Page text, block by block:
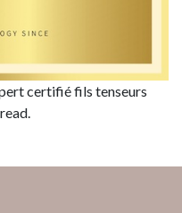
certifié fils tenseurs